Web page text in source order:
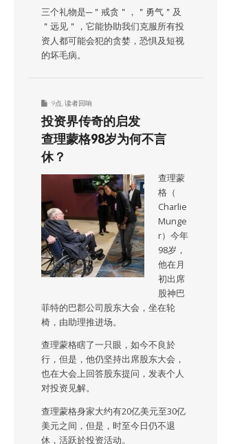
三个礼物是─＂戒贪＂，＂勇气＂及
＂远见＂，它能协助我们克服所有投
资人都可能会犯的贪婪，恐惧及短视
的坏毛病。
9点 读者回响
投资界传奇的启发
查理蒙格98岁为何不言
休？
查理蒙
格（
Charlie
Munge
r）今年
98岁，
他在月
初出席
股神巴
菲特的巴郡公司股东大会，坐在轮
椅，由助理推进场。
查理蒙格瞎了一只眼，如今不良於
行，但是，他仍坚持出席股东大会，
也在大会上回答股东提问，发表个人
对投资见解。
查理蒙格身家大约有20亿美元至30亿
美元之间，但是，时至今日仍不退
休，活跃於投资活动。